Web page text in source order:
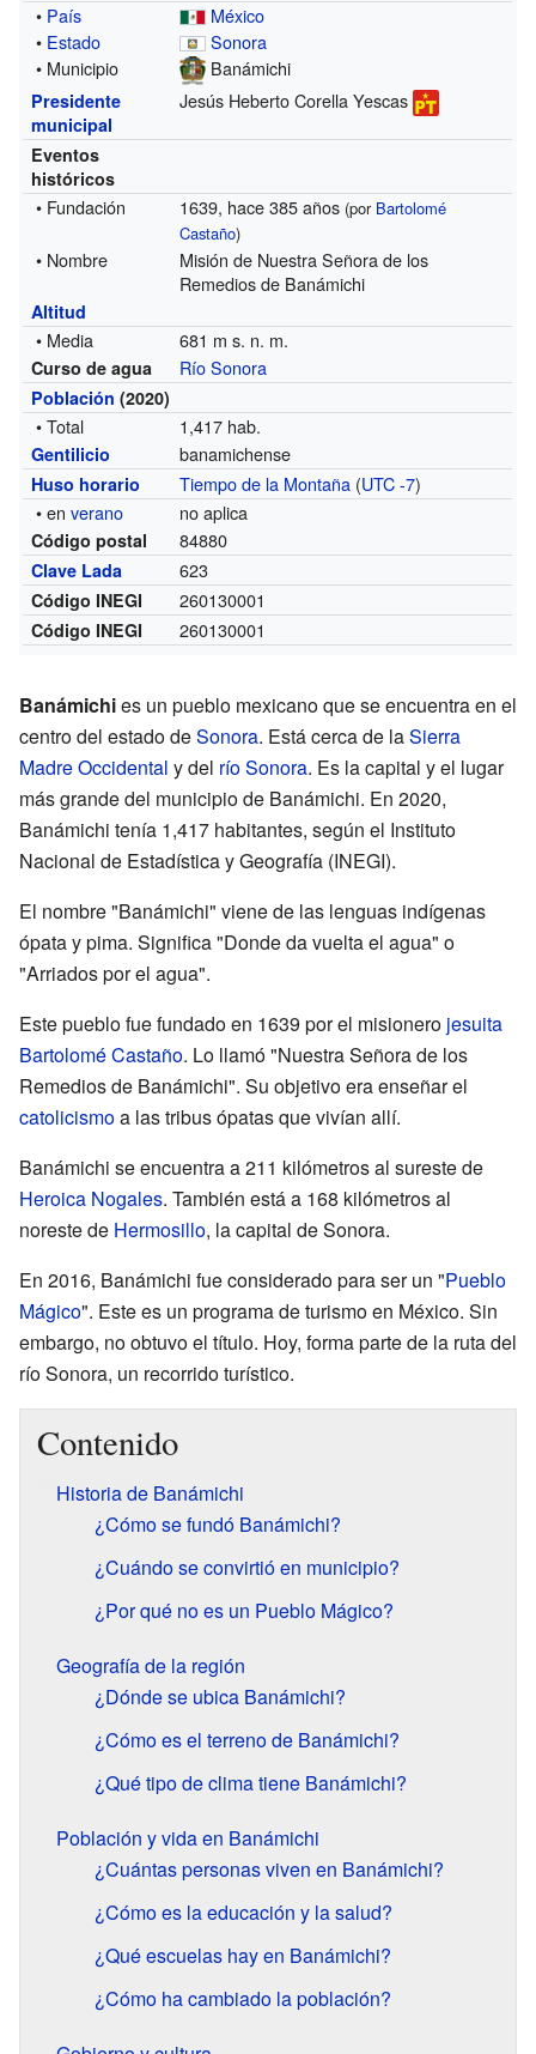
• País
México
• Estado
Sonora
• Municipio
Banámichi
Presidente
municipal
Jesús Heberto Corella Yescas
Eventos
históricos
• Fundación 1639, hace 385 años (por Bartolomé
Castaño)
• Nombre
Misión de Nuestra Señora de los
Remedios de Banámichi
Altitud
• Media 681 m s. n. m.
Curso de agua Río Sonora
Población (2020)
• Total 1,417 hab.
Gentilicio banamichense
Huso horario Tiempo de la Montaña (UTC -7)
• enverano no aplica
Código postal 84880
Clave Lada 623
Código INEGI 260130001
Código INEGI 260130001
Banámichies un pueblo mexicano que se encuentra en el
centro del estado deSonora. Está cerca de laSierra
Madre Occidental y del río Sonora. Es la capital y el lugar
más grande del municipio de Banámichi. En 2020,
Banámichi tenía 1,417 habitantes, según el Instituto
Nacional de Estadística y Geografía (INEGI).
El nombre "Banámichi" viene de las lenguas indígenas
ópata y pima. Significa "Donde da vuelta el agua" o
"Arriados por el agua".
Este pueblo fue fundado en 1639 por el misionero jesuita
Bartolomé Castaño. Lo llamó "Nuestra Señora de los
Remedios de Banámichi". Su objetivo era enseñar el
catolicismoa las tribus ópatas que vivían allí.
Banámichi se encuentra a 211 kilómetros al sureste de
Heroica Nogales. También está a 168 kilómetros al
noreste de Hermosillo, la capital de Sonora.
En 2016, Banámichi fue considerado para ser un "Pueblo
Mágico". Este es un programa de turismo en México. Sin
embargo, no obtuvo el título. Hoy, forma parte de la ruta del
río Sonora, un recorrido turístico.
Contenido
Historia de Banámichi
¿Cómo se fundó Banámichi?
¿Cuándo se convirtió en municipio?
¿Por qué no es un Pueblo Mágico?
Geografía de la región
¿Dónde se ubica Banámichi?
¿Cómo es el terreno de Banámichi?
¿Qué tipo de clima tiene Banámichi?
Población y vida en Banámichi
¿Cuántas personas viven en Banámichi?
¿Cómo es la educación y la salud?
¿Qué escuelas hay en Banámichi?
¿Cómo ha cambiado la población?